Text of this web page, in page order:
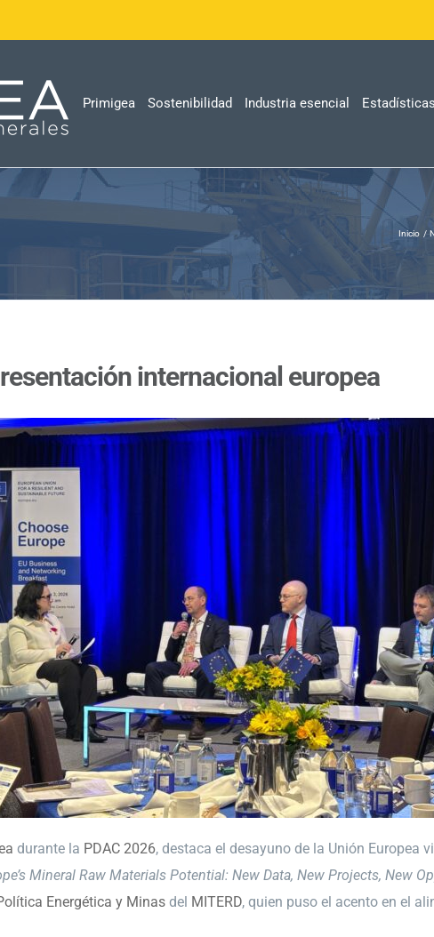
Primigea Sostenibilidad Industria esencial Estadísticas
Inicio
internacional europea
durante la PDAC 2026, destaca el desayuno de la Unión Europea
Mineral Raw Materials Potential: New Data, New Projects, New
Energética y Minas del MITERD, quien puso el acento en el